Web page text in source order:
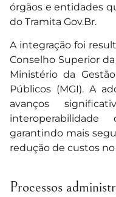
órgãos e entidades
do Tramita Gov.Br.
A integração foi
Conselho Superior
Ministério da
Públicos (MGI). A
avanços
interoperabilidade
garantindo mais
redução de custos
Processos